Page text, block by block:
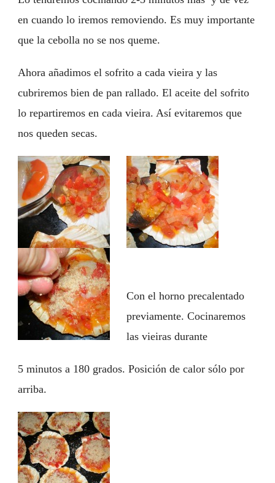
en cuando lo iremos removiendo. Es muy importante
que la cebolla no se nos queme.
Ahora añadimos el sofrito a cada vieira y las
cubriremos bien de pan rallado. El aceite del sofrito
lo repartiremos en cada vieira. Así evitaremos que
nos queden secas.
Con el horno precalentado
previamente. Cocinaremos
las vieiras durante
5 minutos a 180 grados. Posición de calor sólo por
arriba.